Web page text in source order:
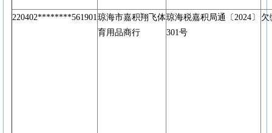
220402********561901 琼海市嘉积翔飞体
育用品商行
琼海税嘉积局通〔2024〕
301号
欠